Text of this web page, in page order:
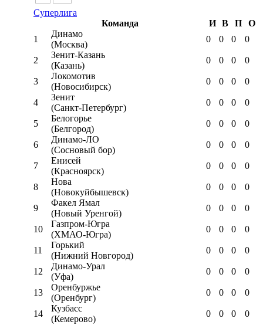
Суперлига
Команда
И В П
О
1
Динамо
(Москва)
0 0 0 0
2
Зенит-Казань
(Казань)
0 0 0 0
3
Локомотив
(Новосибирск)
0 0 0 0
4
Зенит
(Санкт-Петербург)
0 0 0 0
5
Белогорье
(Белгород)
0 0 0 0
6
Динамо-ЛО
(Сосновый бор)
0 0 0 0
7
Енисей
(Красноярск)
0 0 0 0
8
Нова
(Новокуйбышевск)
0 0 0 0
9
Факел Ямал
(Новый Уренгой)
0 0 0 0
10
Газпром-Югра
(ХМАО-Югра)
0 0 0 0
11
Горький
(Нижний Новгород)
0 0 0 0
12
Динамо-Урал
(Уфа)
0 0 0 0
13
Оренбуржье
(Оренбург)
0 0 0 0
14
Кузбасс
(Кемерово)
0 0 0 0